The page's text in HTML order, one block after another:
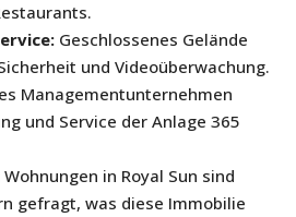
Geschlossenes Gelände
und Videoüberwachung.
Managementunternehmen
und Service der Anlage 365
Wohnungen in Royal Sun sind
gefragt, was diese Immobilie